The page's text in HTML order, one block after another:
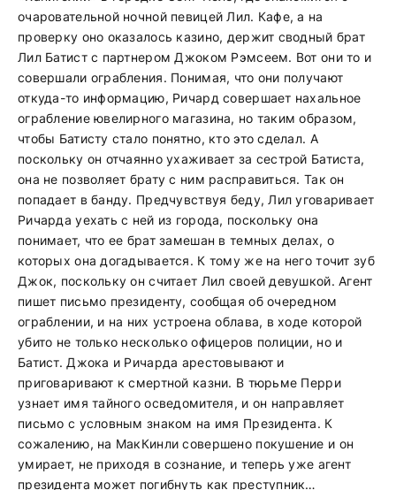
очаровательной ночной певицей Лил. Кафе, а на
проверку оно оказалось казино, держит сводный брат
Лил Батист с партнером Джоком Рэмсеем. Вот они то и
совершали ограбления. Понимая, что они получают
откуда-то информацию, Ричард совершает нахальное
ограбление ювелирного магазина, но таким образом,
чтобы Батисту стало понятно, кто это сделал. А
поскольку он отчаянно ухаживает за сестрой Батиста,
она не позволяет брату с ним расправиться. Так он
попадает в банду. Предчувствуя беду, Лил уговаривает
Ричарда уехать с ней из города, поскольку она
понимает, что ее брат замешан в темных делах, о
которых она догадывается. К тому же на него точит зуб
Джок, поскольку он считает Лил своей девушкой. Агент
пишет письмо президенту, сообщая об очередном
ограблении, и на них устроена облава, в ходе которой
убито не только несколько офицеров полиции, но и
Батист. Джока и Ричарда арестовывают и
приговаривают к смертной казни. В тюрьме Перри
узнает имя тайного осведомителя, и он направляет
письмо с условным знаком на имя Президента. К
сожалению, на МакКинли совершено покушение и он
умирает, не приходя в сознание, и теперь уже агент
президента может погибнуть как преступник…